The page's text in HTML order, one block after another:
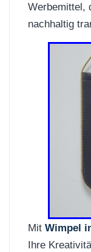
Werbemittel,
nachhaltig
Mit Wimpel
Ihre